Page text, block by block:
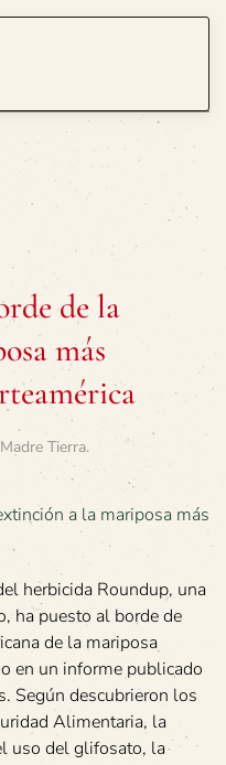
de la
más
Madre Tierra.
herbicida Roundup, una
ha puesto al borde de
de la mariposa
en un informe publicado
Según descubrieron los
Alimentaria, la
uso del glifosato, la